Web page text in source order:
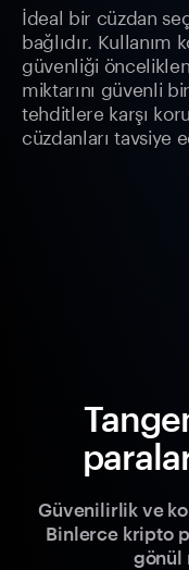
İdeal bir cüzdan
bağlıdır. Kullanım
güvenliği
miktarını güvenli
tehditlere karşı
cüzdanları tavsiye
Güvenilirlik ve
Binlerce kripto
gönül